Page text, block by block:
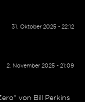
31. Oktober 2025 - 22:12
2. November 2025 - 21:09
von Bill Perkins